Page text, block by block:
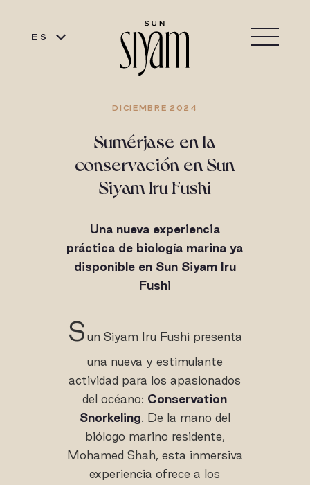
ES
DICIEMBRE 2024
Sumérjase en la
conservación en Sun
Siyam Iru Fushi
Una nueva experiencia
práctica de biología marina ya
disponible en Sun Siyam Iru
Fushi
S un Siyam Iru Fushi presenta
una nueva y estimulante
actividad para los apasionados
del océano: Conservation
Snorkeling. De la mano del
biólogo marino residente,
Mohamed Shah, esta inmersiva
experiencia ofrece a los